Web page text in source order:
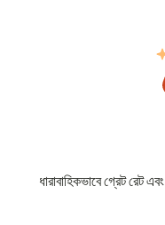
ধারাবাহিকভাবে গ্রেট রেট এবং